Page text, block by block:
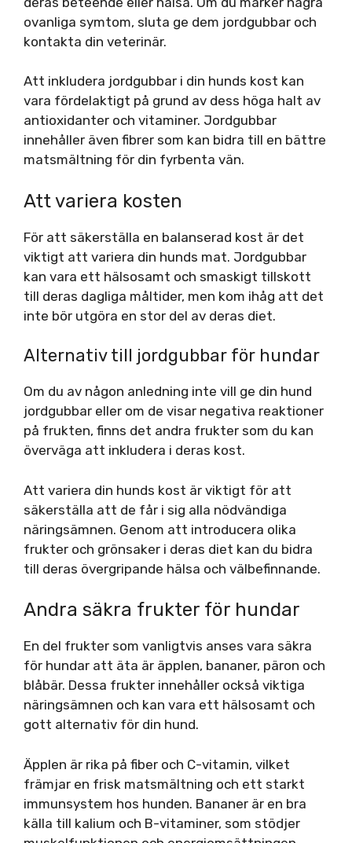
ovanliga symtom, sluta ge dem jordgubbar och
kontakta din veterinär.
Att inkludera jordgubbar i din hunds kost kan
vara fördelaktigt på grund av dess höga halt av
antioxidanter och vitaminer. Jordgubbar
innehåller även fibrer som kan bidra till en bättre
matsmältning för din fyrbenta vän.
Att variera kosten
För att säkerställa en balanserad kost är det
viktigt att variera din hunds mat. Jordgubbar
kan vara ett hälsosamt och smaskigt tillskott
till deras dagliga måltider, men kom ihåg att det
inte bör utgöra en stor del av deras diet.
Alternativ till jordgubbar för hundar
Om du av någon anledning inte vill ge din hund
jordgubbar eller om de visar negativa reaktioner
på frukten, finns det andra frukter som du kan
överväga att inkludera i deras kost.
Att variera din hunds kost är viktigt för att
säkerställa att de får i sig alla nödvändiga
näringsämnen. Genom att introducera olika
frukter och grönsaker i deras diet kan du bidra
till deras övergripande hälsa och välbefinnande.
Andra säkra frukter för hundar
En del frukter som vanligtvis anses vara säkra
för hundar att äta är äpplen, bananer, päron och
blåbär. Dessa frukter innehåller också viktiga
näringsämnen och kan vara ett hälsosamt och
gott alternativ för din hund.
Äpplen är rika på fiber och C-vitamin, vilket
främjar en frisk matsmältning och ett starkt
immunsystem hos hunden. Bananer är en bra
källa till kalium och B-vitaminer, som stödjer